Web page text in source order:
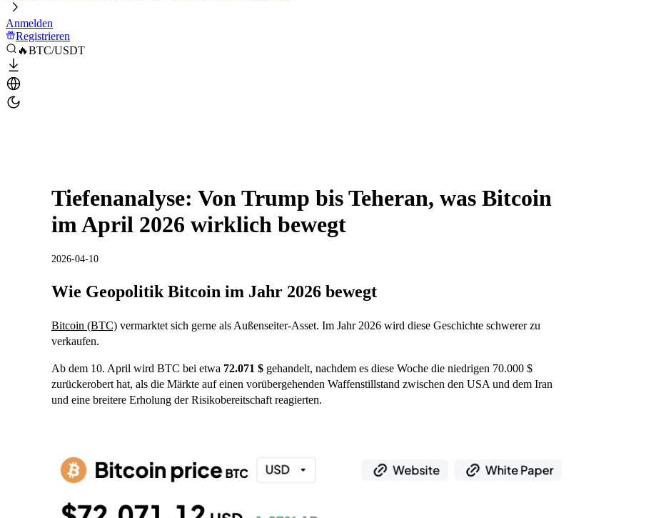
Anmelden
Registrieren
🔥BTC/USDT
Tiefenanalyse: Von Trump bis Teheran, was Bitcoin
im April 2026 wirklich bewegt
2026-04-10
Wie Geopolitik Bitcoin im Jahr 2026 bewegt
Bitcoin (BTC) vermarktet sich gerne als Außenseiter-Asset. Im Jahr 2026 wird diese Geschichte schwerer zu
verkaufen.
Ab dem 10. April wird BTC bei etwa 72.071 $ gehandelt, nachdem es diese Woche die niedrigen 70.000 $
zurückerobert hat, als die Märkte auf einen vorübergehenden Waffenstillstand zwischen den USA und dem Iran
und eine breitere Erholung der Risikobereitschaft reagierten.